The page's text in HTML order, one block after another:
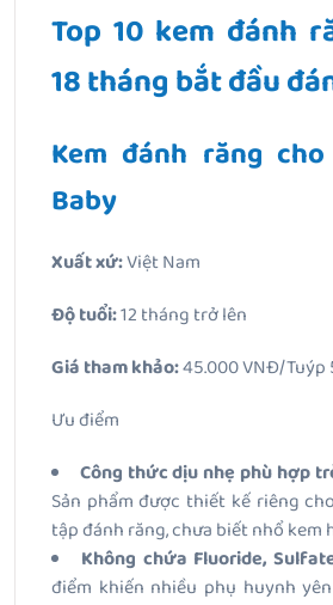
Top 10 kem đánh
18 tháng bắt đầu
Kem đánh răng
Baby
Xuất xứ:Việt Nam
Độ tuổi:12 tháng trở lên
Giá tham khảo:45.000 VNĐ/Tuýp
Ưu điểm
Công thức dịu nhẹ phù hợp
Sản phẩm được thiết kế riêng
tập đánh răng, chưa biết nhổ kem
Không chứa Fluoride,
điểm khiến nhiều phụ huynh